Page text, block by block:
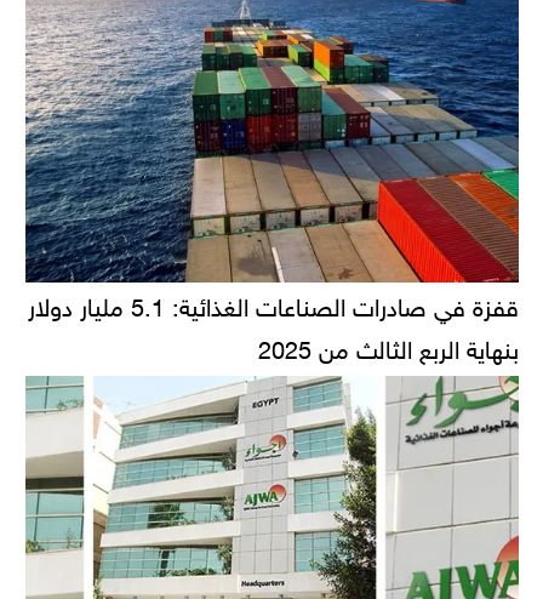
قفزة في صادرات الصناعات الغذائية: 5.1 مليار دولار
بنهاية الربع الثالث من 2025